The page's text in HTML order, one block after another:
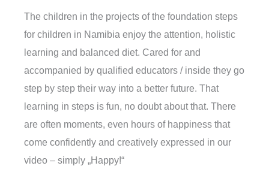
The children in the projects of the foundation steps
for children in Namibia enjoy the attention, holistic
learning and balanced diet. Cared for and
accompanied by qualified educators / inside they go
step by step their way into a better future. That
learning in steps is fun, no doubt about that. There
are often moments, even hours of happiness that
come confidently and creatively expressed in our
video – simply „Happy!“